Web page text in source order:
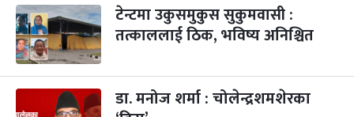
५
बिहि
पापा‌ङ्कुशा एकादशी व्रत
कार्तिक ५, २०८३
२ महिना बाँकी
आइत
कुकुर तिहार
कार्तिक २२, २०८३-Nov 8, 2026
३ महिना बाँकी
टेन्टमा उकुसमुकुस सुकुमवासी :
तत्काललाई ठिक, भविष्य अनिश्चित
डा. मनोज शर्मा : चोलेन्द्रशमशेरका